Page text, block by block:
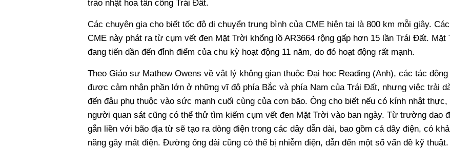
trào nhật hoa tấn công Trái Đất.
Các chuyên gia cho biết tốc độ di chuyển trung bình của CME hiện tại là 800 km mỗi giây. Các
CME này phát ra từ cụm vết đen Mặt Trời khổng lồ AR3664 rộng gấp hơn 15 lần Trái Đất. Mặt
đang tiến dần đến đỉnh điểm của chu kỳ hoạt động 11 năm, do đó hoạt động rất mạnh.
Theo Giáo sư Mathew Owens về vật lý không gian thuộc Đại học Reading (Anh), các tác động
được cảm nhận phần lớn ở những vĩ độ phía Bắc và phía Nam của Trái Đất, nhưng việc trải
đến đâu phụ thuộc vào sức mạnh cuối cùng của cơn bão. Ông cho biết nếu có kính nhật thực,
người quan sát cũng có thể thử tìm kiếm cụm vết đen Mặt Trời vào ban ngày. Từ trường dao
gắn liền với bão địa từ sẽ tạo ra dòng điện trong các dây dẫn dài, bao gồm cả dây điện, có khả
năng gây mất điện. Đường ống dài cũng có thể bị nhiễm điện, dẫn đến một số vấn đề kỹ thuật.